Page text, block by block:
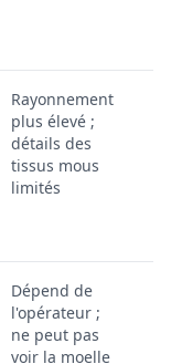
Rayonnement
plus élevé ;
détails des
tissus mous
limités
Dépend de
l'opérateur ;
ne peut pas
voir la moelle